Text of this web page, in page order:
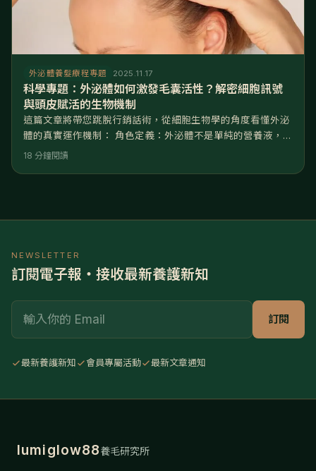
外泌體養髮療程專題 2025.11.17
科學專題：外泌體如何激發毛囊活性？解密細胞訊號
與頭皮賦活的生物機制
這篇文章將帶您跳脫行銷話術，從細胞生物學的角度看懂外泌
體的真實運作機制： 角色定義：外泌體不是單純的營養液，而
是細胞間的「奈米信差」，負責傳遞修復與生長的關鍵指令。
18 分鐘閱讀
NEWSLETTER
訂閱電子報・接收最新養護新知
訂閱
最新養護新知 會員專屬活動 最新文章通知
lumiglow88養毛研究所